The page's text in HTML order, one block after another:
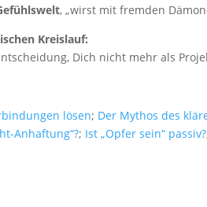
, „wirst mit fremden
Kreislauf:
Dich nicht mehr als
lösen; Der Mythos des
Anhaftung“?; Ist „Opfer sein“ passiv?